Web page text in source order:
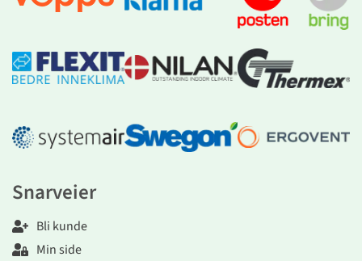
Snarveier
Bli kunde
Min side